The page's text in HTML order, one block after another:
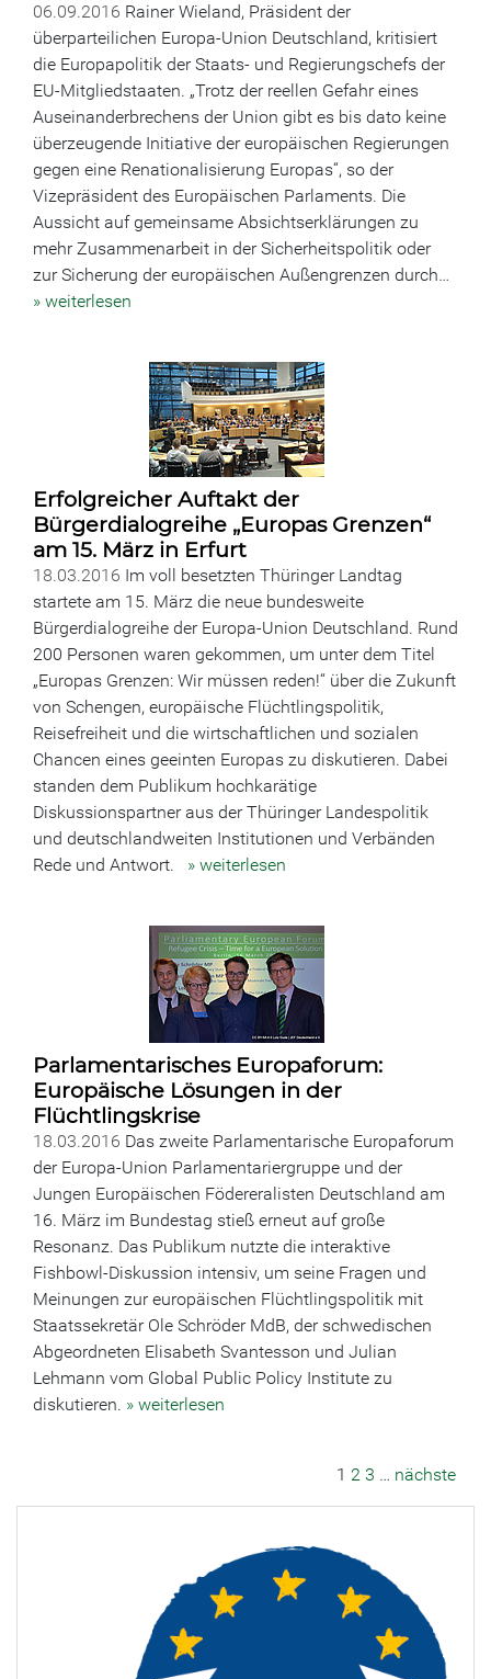
06.09.2016 Rainer Wieland, Präsident der
überparteilichen Europa-Union Deutschland, kritisiert
die Europapolitik der Staats- und Regierungschefs der
EU-Mitgliedstaaten. „Trotz der reellen Gefahr eines
Auseinanderbrechens der Union gibt es bis dato keine
überzeugende Initiative der europäischen Regierungen
gegen eine Renationalisierung Europas“, so der
Vizepräsident des Europäischen Parlaments. Die
Aussicht auf gemeinsame Absichtserklärungen zu
mehr Zusammenarbeit in der Sicherheitspolitik oder
zur Sicherung der europäischen Außengrenzen durch…
» weiterlesen
Erfolgreicher Auftakt der
Bürgerdialogreihe „Europas Grenzen“
am 15. März in Erfurt
18.03.2016 Im voll besetzten Thüringer Landtag
startete am 15. März die neue bundesweite
Bürgerdialogreihe der Europa-Union Deutschland. Rund
200 Personen waren gekommen, um unter dem Titel
„Europas Grenzen: Wir müssen reden!“ über die Zukunft
von Schengen, europäische Flüchtlingspolitik,
Reisefreiheit und die wirtschaftlichen und sozialen
Chancen eines geeinten Europas zu diskutieren. Dabei
standen dem Publikum hochkarätige
Diskussionspartner aus der Thüringer Landespolitik
und deutschlandweiten Institutionen und Verbänden
Rede und Antwort. » weiterlesen
Parlamentarisches Europaforum:
Europäische Lösungen in der
Flüchtlingskrise
18.03.2016 Das zweite Parlamentarische Europaforum
der Europa-Union Parlamentariergruppe und der
Jungen Europäischen Födereralisten Deutschland am
16. März im Bundestag stieß erneut auf große
Resonanz. Das Publikum nutzte die interaktive
Fishbowl-Diskussion intensiv, um seine Fragen und
Meinungen zur europäischen Flüchtlingspolitik mit
Staatssekretär Ole Schröder MdB, der schwedischen
Abgeordneten Elisabeth Svantesson und Julian
Lehmann vom Global Public Policy Institute zu
diskutieren. » weiterlesen
1 2 3 … nächste